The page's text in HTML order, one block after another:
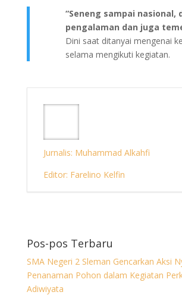
“Seneng sampai nasional,
pengalaman dan juga
Dini saat ditanyai mengenai
selama mengikuti kegiatan.
Jurnalis: Muhammad Alkahfi
Editor: Farelino Kelfin
Pos-pos Terbaru
SMA Negeri 2 Sleman Gencarkan Aksi
Penanaman Pohon dalam Kegiatan
Adiwiyata